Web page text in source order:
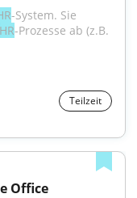
-System. Sie
HR-Prozesse ab (z.B.
Teilzeit
Office